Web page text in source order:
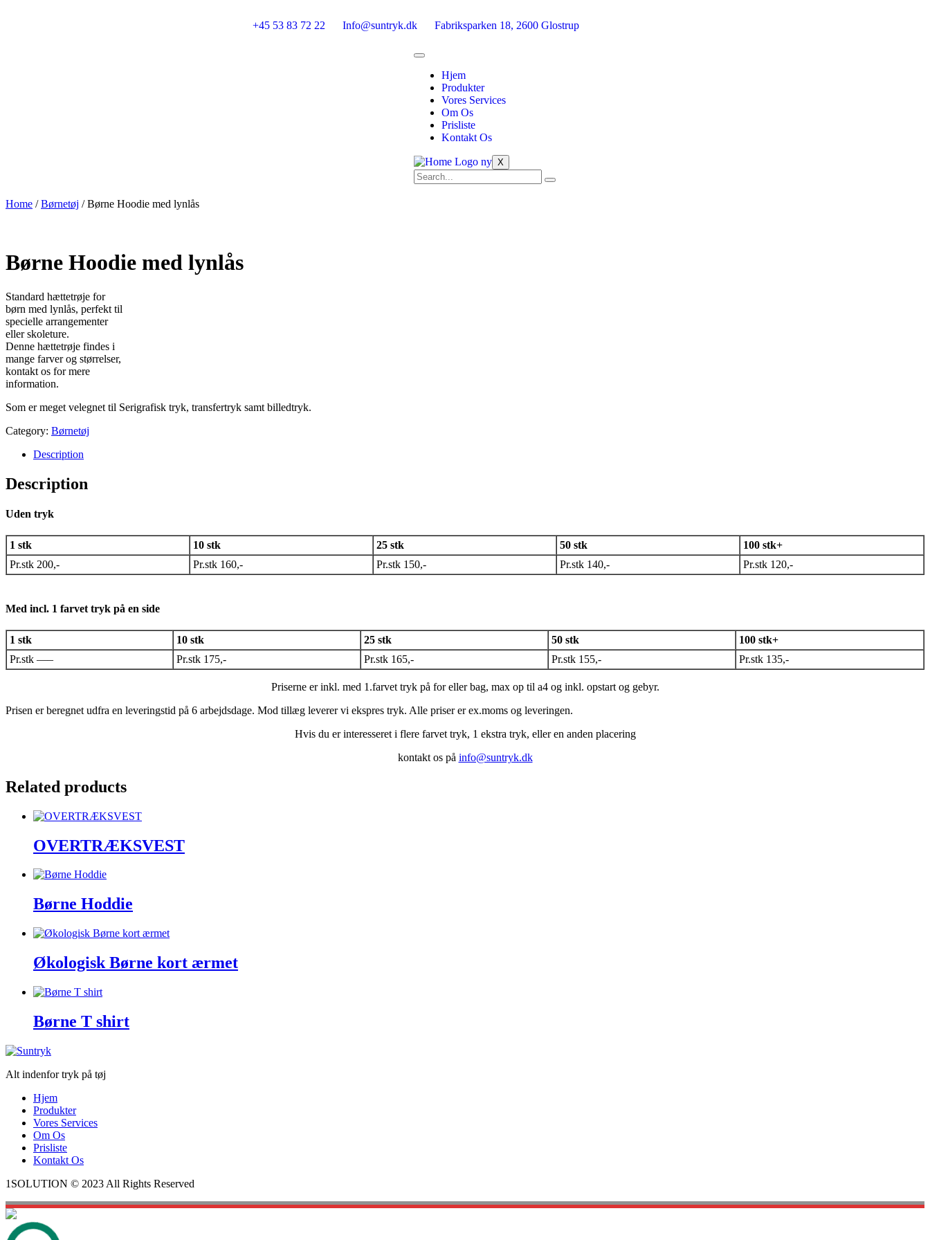
+45 53 83 72 22 Info@suntryk.dk Fabriksparken 18, 2600 Glostrup
Hjem
Produkter
Vores Services
Om Os
Prisliste
Kontakt Os
X
Home /Børnetøj / Børne Hoodie med lynlås
Børne Hoodie med lynlås
Standard hættetrøje for
børn med lynlås, perfekt til
specielle arrangementer
eller skoleture.
Denne hættetrøje findes i
mange farver og størrelser,
kontakt os for mere
information.
Som er meget velegnet til Serigrafisk tryk, transfertryk samt billedtryk.
Category: Børnetøj
Description
Description
Uden tryk
1 stk 10 stk 25 stk 50 stk
100 stk+
Pr.stk 200,-
Pr.stk 160,- Pr.stk 150,- Pr.stk 140,- Pr.stk 120,-
Med incl. 1 farvet tryk på en side
1 stk 10 stk 25 stk 50 stk
100 stk+
Pr.stk —–
Pr.stk 175,- Pr.stk 165,- Pr.stk 155,- Pr.stk 135,-
Priserne er inkl. med 1.farvet tryk på for eller bag, max op til a4 og inkl. opstart og gebyr.
Prisen er beregnet udfra en leveringstid på 6 arbejdsdage. Mod tillæg leverer vi ekspres tryk. Alle priser er ex.moms og leveringen.
Hvis du er interesseret i flere farvet tryk, 1 ekstra tryk, eller en anden placering
kontakt os på info@suntryk.dk
Related products
OVERTRÆKSVEST
Børne Hoddie
Økologisk Børne kort ærmet
Børne T shirt
Alt indenfor tryk på tøj
Hjem
Produkter
Vores Services
Om Os
Prisliste
Kontakt Os
1SOLUTION © 2023 All Rights Reserved